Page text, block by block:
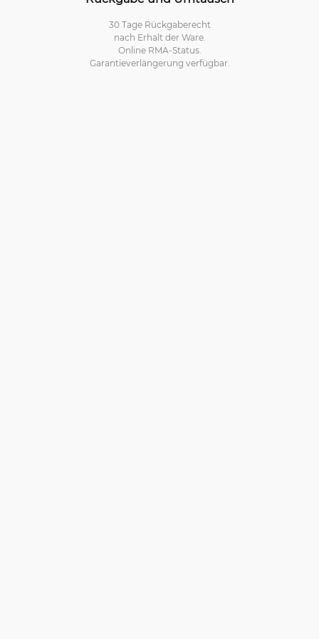
30 Tage Rückgaberecht
nach Erhalt der Ware.
Online RMA-Status.
Garantieverlängerung verfügbar.